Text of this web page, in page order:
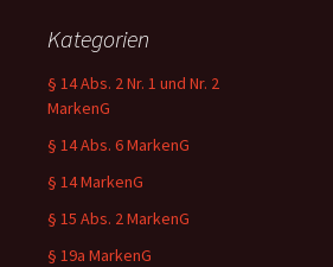
Kategorien
§ 14 Abs. 2 Nr. 1 und Nr. 2
MarkenG
§ 14 Abs. 6 MarkenG
§ 14 MarkenG
§ 15 Abs. 2 MarkenG
§ 19a MarkenG